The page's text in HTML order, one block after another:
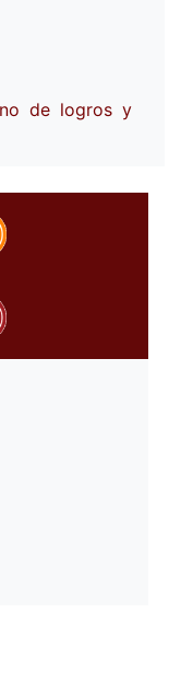
de logros y